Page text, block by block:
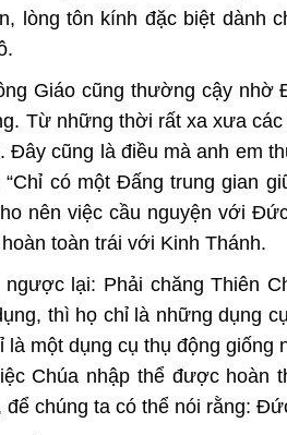
lòng tôn kính đặc biệt dành
Giáo cũng thường cậy
Từ những thời rất xa xưa
cũng là điều mà anh em
có một Đấng trung gian
nên việc cầu nguyện với
toàn trái với Kinh Thánh.
lại: Phải chăng Thiên
thì họ chỉ là những dụng
một dụng cụ thụ động
Chúa nhập thể được hoàn
chúng ta có thể nói rằng: